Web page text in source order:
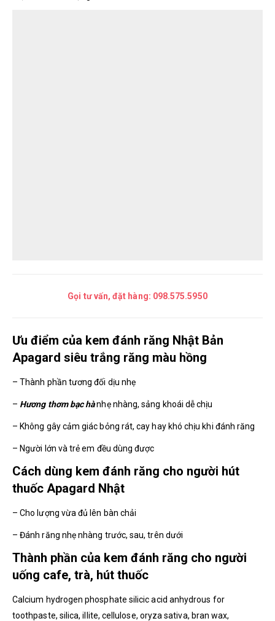
Gọi tư vấn, đặt hàng: 098.575.5950
Ưu điểm của kem đánh răng Nhật Bản
Apagard siêu trắng răng màu hồng
– Thành phần tương đối dịu nhẹ
– Hương thơm bạc hànhẹ nhàng, sảng khoái dễ chịu
– Không gây cảm giác bỏng rát, cay hay khó chịu khi đánh răng
– Người lớn và trẻ em đều dùng được
Cách dùng kem đánh răng cho người hút
thuốc Apagard Nhật
– Cho lượng vừa đủ lên bàn chải
– Đánh răng nhẹ nhàng trước, sau, trên dưới
Thành phần của kem đánh răng cho người
uống cafe, trà, hút thuốc
Calcium hydrogen phosphate silicic acid anhydrous for
toothpaste, silica, illite, cellulose, oryza sativa, bran wax,